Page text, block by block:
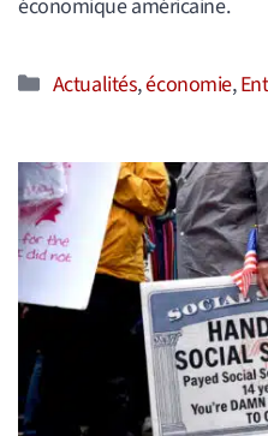
économique américaine.
Catégories
Actualités,économie,